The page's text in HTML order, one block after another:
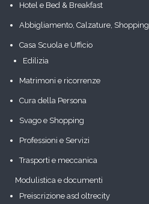
Hotel e Bed & Breakfast
Abbigliamento, Calzature, Shopping
Casa Scuola e Ufficio
Edilizia
Matrimoni e ricorrenze
Cura della Persona
Svago e Shopping
Professioni e Servizi
Trasporti e meccanica
Modulistica e documenti
Preiscrizione asd oltrecity